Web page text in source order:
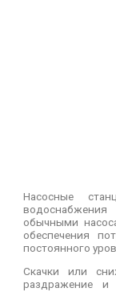
Насосные
обычными
обеспечения
постоянного
Скачки или
раздражение